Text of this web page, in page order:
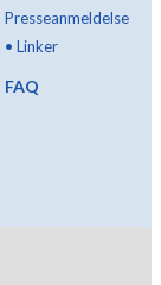
Presseanmeldelse
• Linker
FAQ